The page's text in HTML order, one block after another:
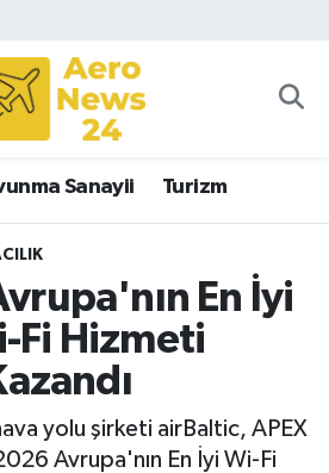
Sanayii Turizm
En İyi
Fi Hizmeti
yolu şirketi airBaltic, APEX
Avrupa'nın En İyi Wi-Fi